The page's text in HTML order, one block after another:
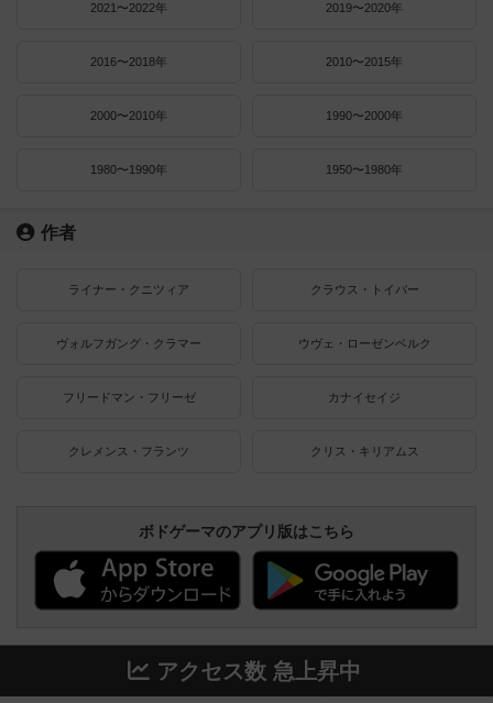
2021〜2022年 2019〜2020年
2016〜2018年 2010〜2015年
2000〜2010年 1990〜2000年
1980〜1990年 1950〜1980年
作者
ライナー・クニツィア クラウス・トイバー
ヴォルフガング・クラマー ウヴェ・ローゼンベルク
フリードマン・フリーゼ カナイセイジ
クレメンス・フランツ クリス・キリアムス
ボドゲーマのアプリ版はこちら
アクセス数 急上昇中